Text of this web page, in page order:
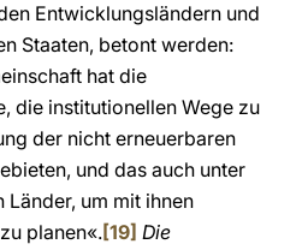
Entwicklungsländern und
Staaten, betont werden:
hat die
die institutionellen Wege zu
der nicht erneuerbaren
und das auch unter
Länder, um mit ihnen
planen«.[19] Die